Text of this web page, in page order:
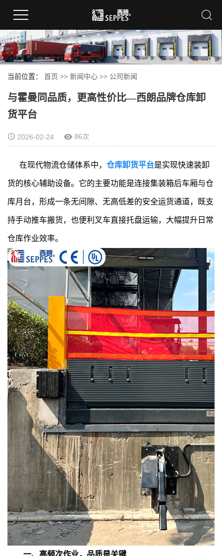
当前位置： 首页 >> 新闻中心 >> 公司新闻
与霍曼同品质，更高性价比—西朗品牌仓库卸
货平台
2026-02-24 86次
在现代物流仓储体系中， 仓库卸货平台是实现快速装卸
货的核心辅助设备。它的主要功能是连接集装箱后车厢与仓
库月台，形成一条无间隙、无高低差的安全运货通道，既支
持手动推车搬货，也便利叉车直接托盘运输，大幅提升日常
仓库作业效率。
一、高频次作业，品质是关键